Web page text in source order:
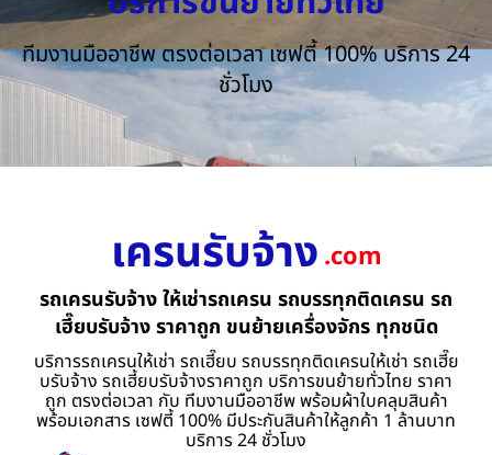
ทีมงานมืออาชีพ ตรงต่อเวลา เซฟตี้ 100% บริการ 24
ชั่วโมง
เครนรับจ้าง .com
รถเครนรับจ้าง ให้เช่ารถเครน รถบรรทุกติดเครน รถ
เฮี๊ยบรับจ้าง ราคาถูก ขนย้ายเครื่องจักร ทุกชนิด
บริการรถเครนให้เช่า รถเฮี๊ยบ รถบรรทุกติดเครนให้เช่า รถเฮี๊ย
บรับจ้าง รถเฮี้ยบรับจ้างราคาถูก บริการขนย้ายทั่วไทย ราคา
ถูก ตรงต่อเวลา กับ ทีมงานมืออาชีพ พร้อมผ้าใบคลุมสินค้า
พร้อมเอกสาร เซฟตี้ 100% มีประกันสินค้าให้ลูกค้า 1 ล้านบาท
บริการ 24 ชั่วโมง